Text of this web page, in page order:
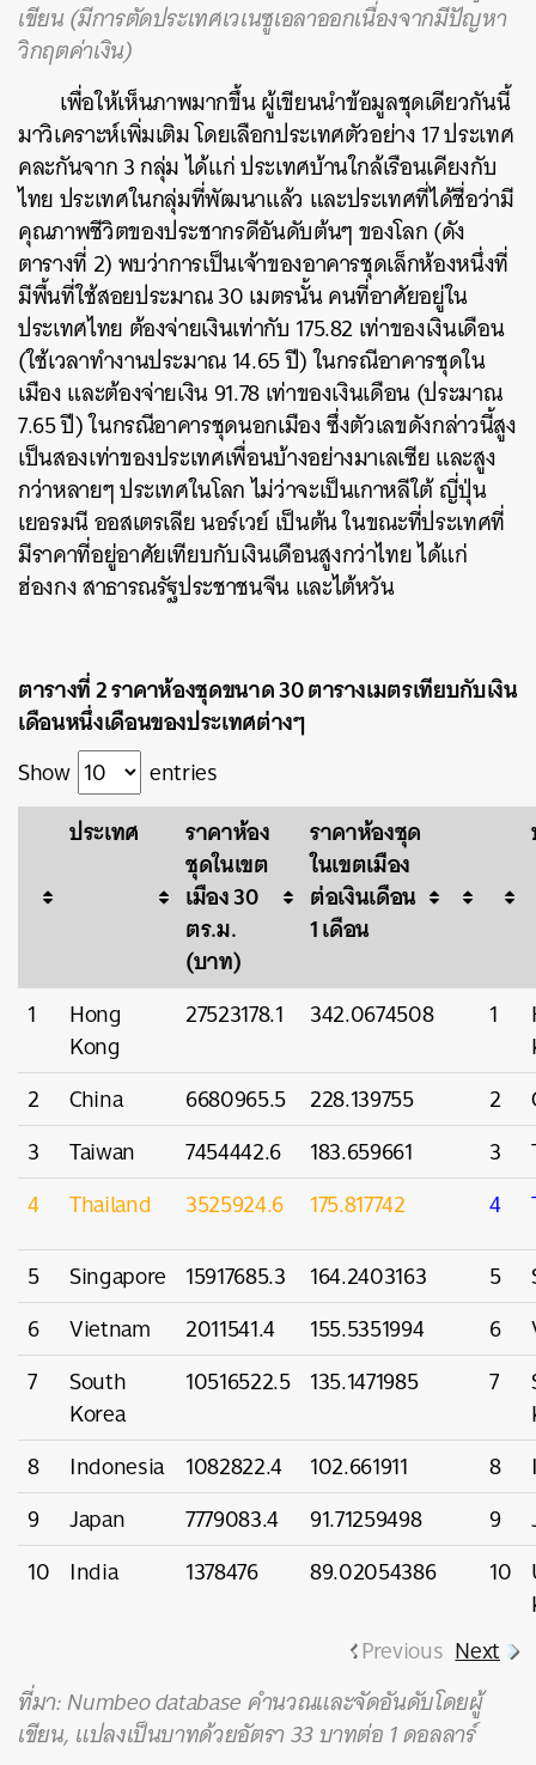
เขียน (มีการตัดประเทศเวเนซูเอลาออกเนื่องจากมีปัญหา
วิกฤตค่าเงิน)
เพื่อให้เห็นภาพมากขึ้น ผู้เขียนนำข้อมูลชุดเดียวกันนี้
มาวิเคราะห์เพิ่มเติม โดยเลือกประเทศตัวอย่าง 17 ประเทศ
คละกันจาก 3 กลุ่ม ได้แก่ ประเทศบ้านใกล้เรือนเคียงกับ
ไทย ประเทศในกลุ่มที่พัฒนาแล้ว และประเทศที่ได้ชื่อว่ามี
คุณภาพชีวิตของประชากรดีอันดับต้นๆ ของโลก (ดัง
ตารางที่ 2) พบว่าการเป็นเจ้าของอาคารชุดเล็กห้องหนึ่งที่
มีพื้นที่ใช้สอยประมาณ 30 เมตรนั้น คนที่อาศัยอยู่ใน
ประเทศไทย ต้องจ่ายเงินเท่ากับ 175.82 เท่าของเงินเดือน
(ใช้เวลาทำงานประมาณ 14.65 ปี) ในกรณีอาคารชุดใน
เมือง และต้องจ่ายเงิน 91.78 เท่าของเงินเดือน (ประมาณ
7.65 ปี) ในกรณีอาคารชุดนอกเมือง ซึ่งตัวเลขดังกล่าวนี้สูง
เป็นสองเท่าของประเทศเพื่อนบ้างอย่างมาเลเซีย และสูง
กว่าหลายๆ ประเทศในโลก ไม่ว่าจะเป็นเกาหลีใต้ ญี่ปุ่น
เยอรมนี ออสเตรเลีย นอร์เวย์ เป็นต้น ในขณะที่ประเทศที่
มีราคาที่อยู่อาศัยเทียบกับเงินเดือนสูงกว่าไทย ได้แก่
ฮ่องกง สาธารณรัฐประชาชนจีน และไต้หวัน
ตารางที่ 2 ราคาห้องชุดขนาด 30 ตารางเมตรเทียบกับเงิน
เดือนหนึ่งเดือนของประเทศต่างๆ
Show entries
ประเทศ ราคาห้อง
ชุดในเขต
เมือง 30
ตร.ม.
(บาท)
ราคาห้องชุด
ในเขตเมือง
ต่อเงินเดือน
1 เดือน
1
Hong
Kong
27523178.1 342.0674508 1
2
China 6680965.5 228.139755 2
3
Taiwan 7454442.6 183.659661 3
4
Thailand 3525924.6 175.817742 4
5
Singapore 15917685.3 164.2403163 5
6
Vietnam 2011541.4 155.5351994 6
7
South
Korea
10516522.5 135.1471985 7
8
Indonesia 1082822.4 102.661911 8
9
Japan 7779083.4 91.71259498 9
10 India 1378476 89.02054386 10
Previous Next
ที่มา: Numbeo database คำนวณและจัดอันดับโดยผู้
เขียน, แปลงเป็นบาทด้วยอัตรา 33 บาทต่อ 1 ดอลลาร์